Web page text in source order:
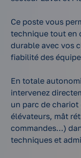
Ce poste vous
technique tout en
durable avec vos
fiabilité des
En totale
intervenez
un parc de
élévateurs, mât
commandes...)
techniques et